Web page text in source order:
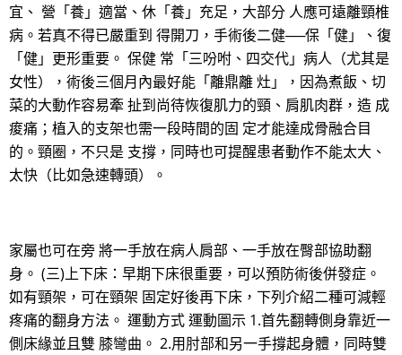
宜、 營「養」適當、休「養」充足，大部分 人應可遠離頸椎
病。若真不得已嚴重到 得開刀，手術後二健──保「健」、復
「健」更形重要。 保健 常「三吩咐、四交代」病人（尤其是
女性），術後三個月內最好能「離鼎離 灶」，因為煮飯、切
菜的大動作容易牽 扯到尚待恢復肌力的頸、肩肌肉群，造 成
痠痛；植入的支架也需一段時間的固 定才能達成骨融合目
的。頸圈，不只是 支撐，同時也可提醒患者動作不能太大、
太快（比如急速轉頭）。
家屬也可在旁 將一手放在病人肩部、一手放在臀部協助翻
身。 (三)上下床：早期下床很重要，可以預防術後併發症。
如有頸架，可在頸架 固定好後再下床，下列介紹二種可減輕
疼痛的翻身方法。 運動方式 運動圖示 1.首先翻轉側身靠近一
側床緣並且雙 膝彎曲。 2.用肘部和另一手撐起身體，同時雙